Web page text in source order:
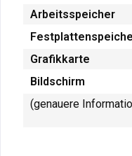
Arbeitsspeicher
Grafikkarte
Bildschirm
(genauere